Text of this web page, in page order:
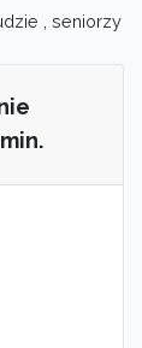
, seniorzy